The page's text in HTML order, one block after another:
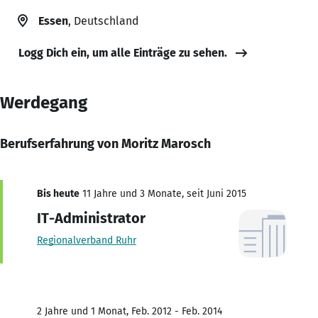
Essen, Deutschland
Logg Dich ein, um alle Einträge zu sehen.
Werdegang
Berufserfahrung von Moritz Marosch
Bis heute 11 Jahre und 3 Monate, seit Juni 2015
IT-Administrator
Regionalverband Ruhr
2 Jahre und 1 Monat, Feb. 2012 - Feb. 2014